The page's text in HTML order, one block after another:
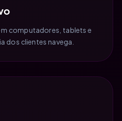
computadores, tablets e
dos clientes navega.